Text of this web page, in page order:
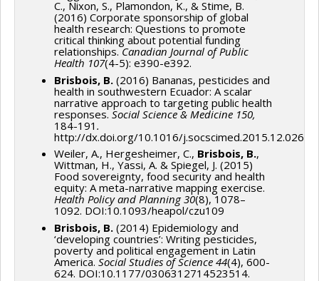
C., Nixon, S., Plamondon, K., & Stime, B.
(2016) Corporate sponsorship of global
health research: Questions to promote
critical thinking about potential funding
relationships.Canadian Journal of Public
Health 107(4-5): e390-e392.
Brisbois, B. (2016) Bananas, pesticides and
health in southwestern Ecuador: A scalar
narrative approach to targeting public health
responses. Social Science & Medicine 150,
184-191 .
http://dx.doi.org/10.1016/j.socscimed.2015.12.026
Weiler, A., Hergesheimer, C., Brisbois, B.,
Wittman, H., Yassi, A. & Spiegel, J. (2015)
Food sovereignty, food security and health
equity: A meta-narrative mapping exercise.
Health Policy and Planning 30(8), 1078–
1092. DOI:10.1093/heapol/czu109
Brisbois, B. (2014) Epidemiology and
‘developing countries’: Writing pesticides,
poverty and political engagement in Latin
America. Social Studies of Science 44(4), 600-
624. DOI:10.1177/0306312714523514.